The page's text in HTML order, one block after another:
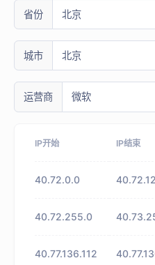
省份 北京
城市 北京
运营商 微软
IP开始 IP结束
40.72.0.0
40.72.255.0
40.77.136.112